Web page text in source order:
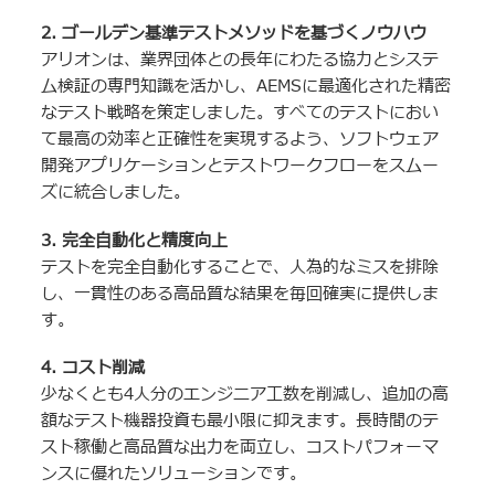
2. ゴールデン基準テストメソッドを基づくノウハウ
アリオンは、業界団体との長年にわたる協力とシステ
ム検証の専門知識を活かし、AEMSに最適化された精密
なテスト戦略を策定しました。すべてのテストにおい
て最高の効率と正確性を実現するよう、ソフトウェア
開発アプリケーションとテストワークフローをスムー
ズに統合しました。
3. 完全自動化と精度向上
テストを完全自動化することで、人為的なミスを排除
し、一貫性のある高品質な結果を毎回確実に提供しま
す。
4. コスト削減
少なくとも4人分のエンジニア工数を削減し、追加の高
額なテスト機器投資も最小限に抑えます。長時間のテ
スト稼働と高品質な出力を両立し、コストパフォーマ
ンスに優れたソリューションです。